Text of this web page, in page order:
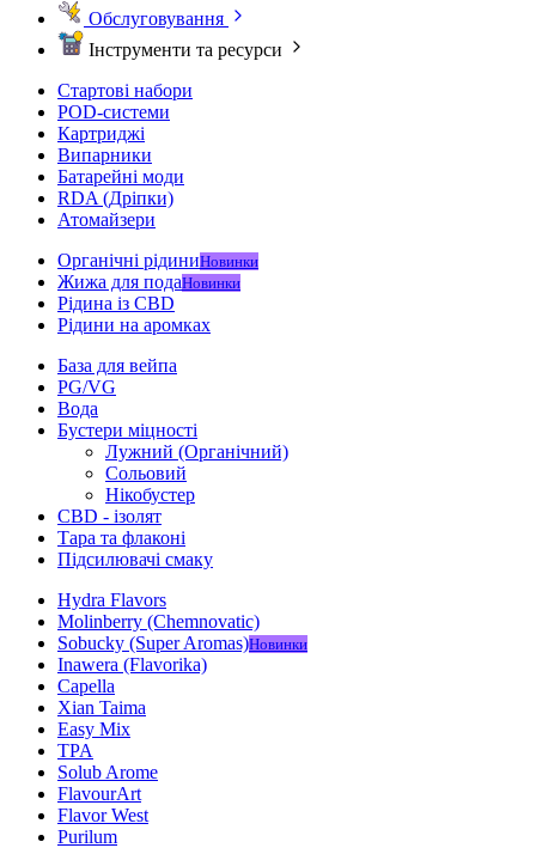
Обслуговування
Інструменти та ресурси
Стартові набори
POD-системи
Картриджі
Випарники
Батарейні моди
RDA (Дріпки)
Атомайзери
Органічні рідиниНовинки
Жижа для подаНовинки
Рідина із CBD
Рідини на аромках
База для вейпа
PG/VG
Вода
Бустери міцності
Лужний (Органічний)
Сольовий
Нікобустер
CBD - ізолят
Тара та флаконі
Підсилювачі смаку
Hydra Flavors
Molinberry (Chemnovatic)
Sobucky (Super Aromas)Новинки
Inawera (Flavorika)
Capella
Xian Taima
Easy Mix
TPA
Solub Arome
FlavourArt
Flavor West
Purilum